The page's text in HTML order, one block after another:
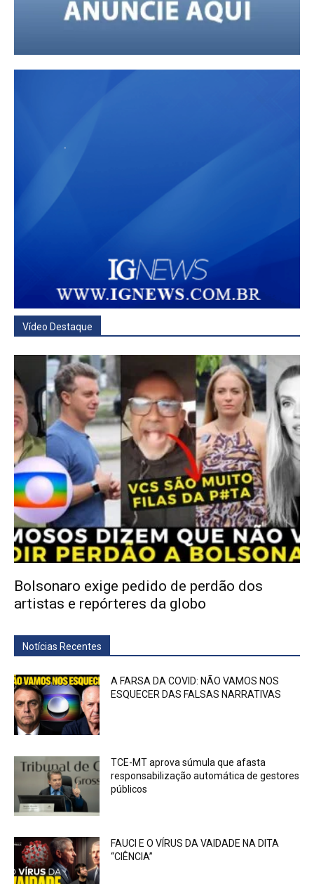
Vídeo Destaque
Bolsonaro exige pedido de perdão dos
artistas e repórteres da globo
Notícias Recentes
A FARSA DA COVID: NÃO VAMOS NOS
ESQUECER DAS FALSAS NARRATIVAS
TCE-MT aprova súmula que afasta
responsabilização automática de gestores
públicos
FAUCI E O VÍRUS DA VAIDADE NA DITA
“CIÊNCIA”